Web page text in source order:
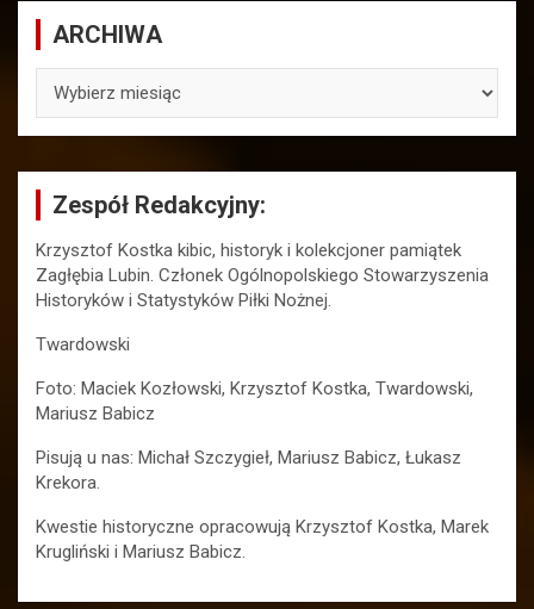
ARCHIWA
Zespół Redakcyjny:
Krzysztof Kostka kibic, historyk i kolekcjoner pamiątek
Zagłębia Lubin. Członek Ogólnopolskiego Stowarzyszenia
Historyków i Statystyków Piłki Nożnej.
Twardowski
Foto: Maciek Kozłowski, Krzysztof Kostka, Twardowski,
Mariusz Babicz
Pisują u nas: Michał Szczygieł, Mariusz Babicz, Łukasz
Krekora.
Kwestie historyczne opracowują Krzysztof Kostka, Marek
Krugliński i Mariusz Babicz.